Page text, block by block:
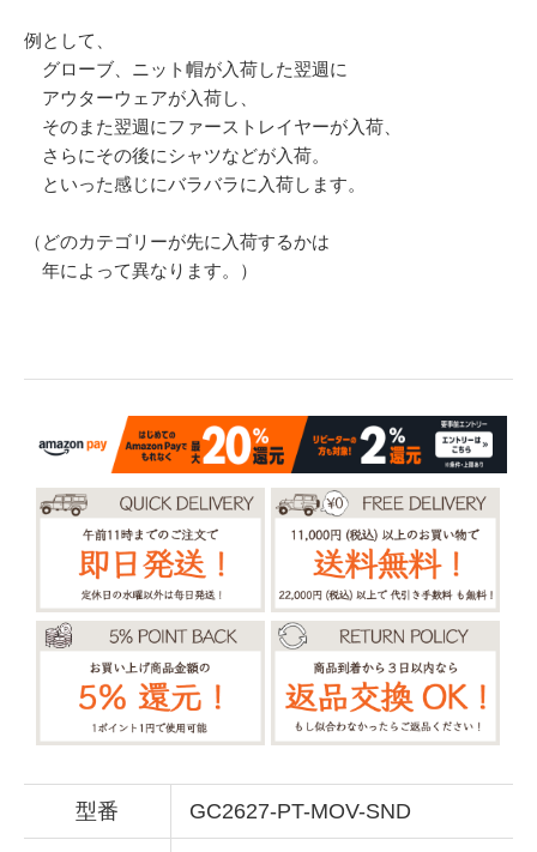
例として、
グローブ、ニット帽が入荷した翌週に
アウターウェアが入荷し、
そのまた翌週にファーストレイヤーが入荷、
さらにその後にシャツなどが入荷。
といった感じにバラバラに入荷します。
（どのカテゴリーが先に入荷するかは
年によって異なります。）
型番 GC2627-PT-MOV-SND